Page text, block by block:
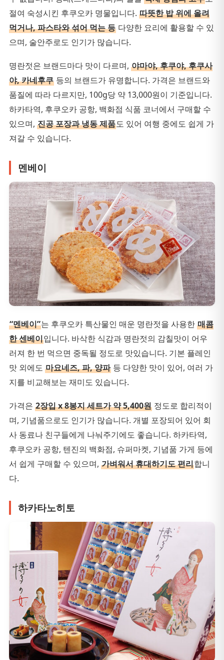
절여 숙성시킨 후쿠오카 명물입니다. 따뜻한 밥 위에 올려
먹거나, 파스타와 섞어 먹는 등 다양한 요리에 활용할 수 있
으며, 술안주로도 인기가 많습니다.
명란젓은 브랜드마다 맛이 다르며, 야마야, 후쿠야, 후쿠사
야, 카네후쿠 등의 브랜드가 유명합니다. 가격은 브랜드와
품질에 따라 다르지만, 100g당 약 13,000원이 기준입니다.
하카타역, 후쿠오카 공항, 백화점 식품 코너에서 구매할 수
있으며, 진공 포장과 냉동 제품도 있어 여행 중에도 쉽게 가
져갈 수 있습니다.
멘베이
“멘베이”는 후쿠오카 특산물인 매운 명란젓을 사용한 매콤
한 센베이입니다. 바삭한 식감과 명란젓의 감칠맛이 어우
러져 한 번 먹으면 중독될 정도로 맛있습니다. 기본 플레인
맛 외에도 마요네즈, 파, 양파 등 다양한 맛이 있어, 여러 가
지를 비교해보는 재미도 있습니다.
가격은 2장입 x 8봉지 세트가 약 5,400원 정도로 합리적이
며, 기념품으로도 인기가 많습니다. 개별 포장되어 있어 회
사 동료나 친구들에게 나눠주기에도 좋습니다. 하카타역,
후쿠오카 공항, 텐진의 백화점, 슈퍼마켓, 기념품 가게 등에
서 쉽게 구매할 수 있으며, 가벼워서 휴대하기도 편리합니
다.
하카타노히토